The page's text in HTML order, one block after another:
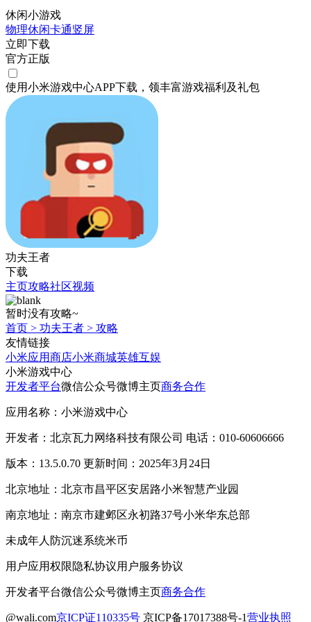
休闲小游戏
物理休闲卡通竖屏
立即下载
官方正版
使用小米游戏中心APP下载 ，领丰富游戏福利 及礼包
功夫王者
下载
主页攻略社区视频
暂时没有攻略~
首页 > 功夫王者 > 攻略
友情链接
小米应用商店小米商城英雄互娱
小米游戏中心
开发者平台微信公众号微博主页商务合作
应用名称：小米游戏中心
开发者：北京瓦力网络科技有限公司 电话：010-60606666
版本：13.5.0.70 更新时间：2025年3月24日
北京地址：北京市昌平区安居路小米智慧产业园
南京地址：南京市建邺区永初路37号小米华东总部
未成年人防沉迷系统米币
用户应用权限隐私协议用户服务协议
开发者平台微信公众号微博主页商务合作
@wali.com京ICP证110335号 京ICP备17017388号-1营业执照